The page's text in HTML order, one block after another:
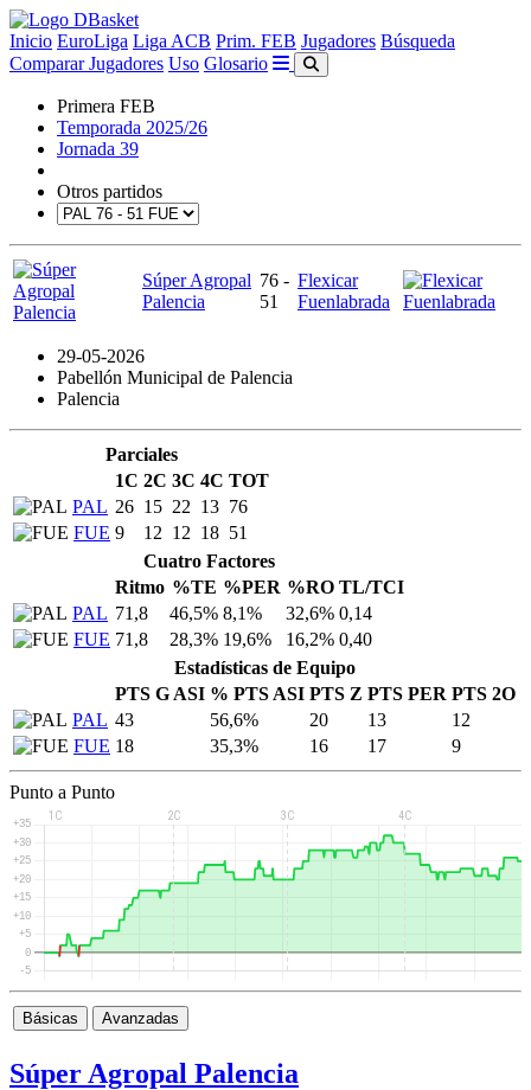
Inicio EuroLiga Liga ACB Prim. FEB Jugadores Búsqueda
Comparar Jugadores Uso Glosario
Primera FEB
Temporada 2025/26
Jornada 39
Otros partidos
Súper Agropal
Palencia
76 -
51
Flexicar
Fuenlabrada
29-05-2026
Pabellón Municipal de Palencia
Palencia
Parciales
1C 2C 3C 4C TOT
PAL 26 15 22 13 76
FUE 9 12 12 18 51
Cuatro Factores
Ritmo %TE %PER %RO TL/TCI
PAL 71,8 46,5% 8,1% 32,6% 0,14
FUE 71,8 28,3% 19,6% 16,2% 0,40
Estadísticas de Equipo
PTS G ASI % PTS ASI PTS Z PTS PER PTS 2O
PAL 43 56,6% 20 13
12
FUE 18 35,3% 16 17 9
Punto a Punto
Básicas Avanzadas
Súper Agropal Palencia